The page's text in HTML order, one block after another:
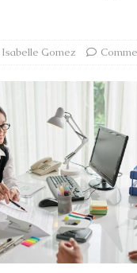
Isabelle Gomez